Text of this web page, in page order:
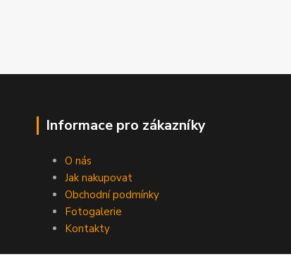
Informace pro zákazníky
O nás
Jak nakupovat
Obchodní podmínky
Fotogalerie
Kontakty